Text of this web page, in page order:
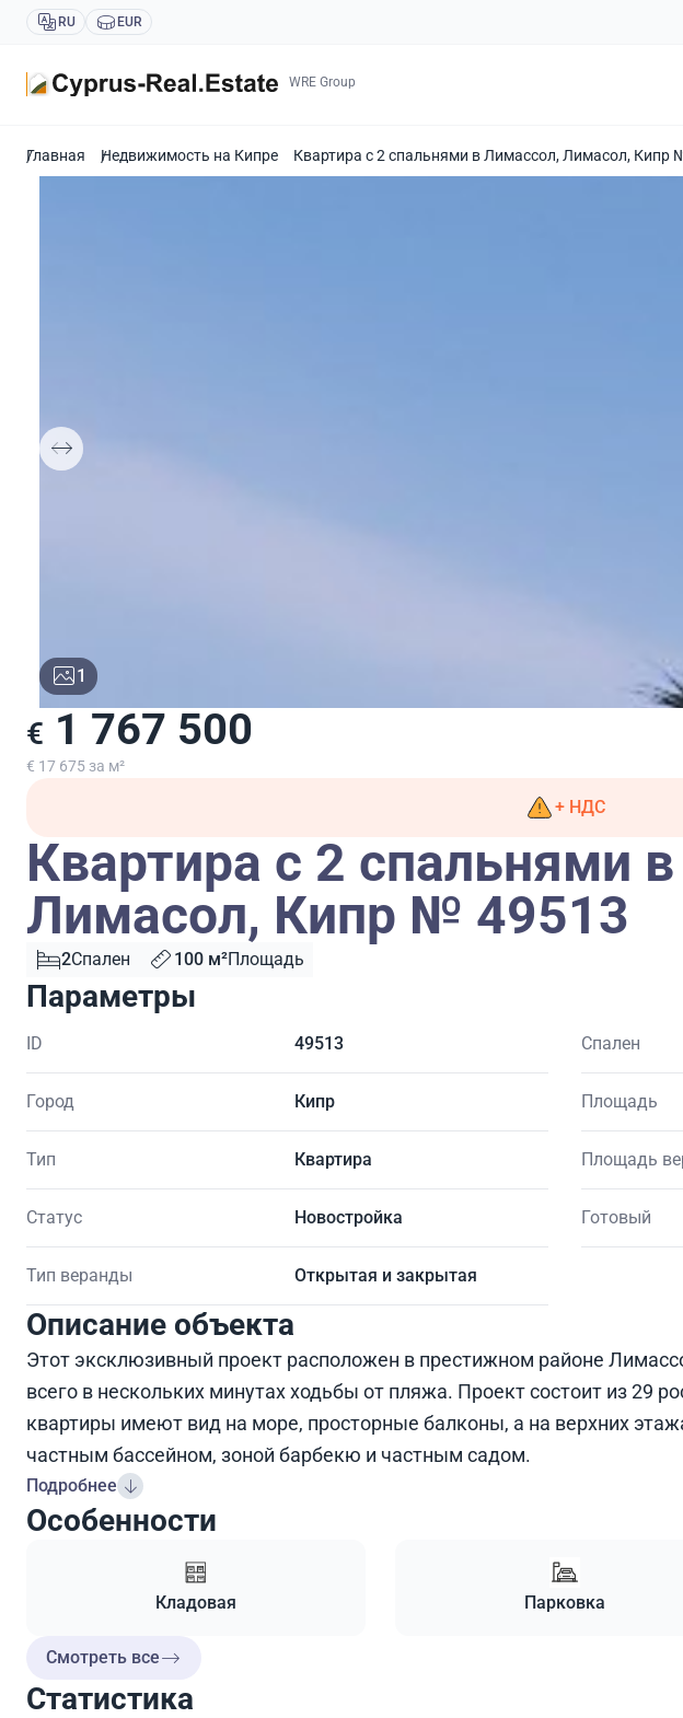
RU EUR
WRE Group
Главная Недвижимость на Кипре Квартира с 2 спальнями в Лимассол, Лимасол, Кипр
1
€ 1 767 500
€ 17 675 за м²
+ НДС
Квартира с 2 спальнями
Лимасол, Кипр № 49513
2Спален 100 м²Площадь
Параметры
ID 49513
Город Кипр
Тип Квартира
Статус Новостройка
Тип веранды Открытая и закрытая
Спален
Площадь
Площадь
Готовый
Описание объекта
Этот эксклюзивный проект расположен в престижном районе
всего в нескольких минутах ходьбы от пляжа. Проект состоит из 29
квартиры имеют вид на море, просторные балконы, а на верхних
частным бассейном, зоной барбекю и частным садом.
Подробнее
Особенности
Кладовая Парковка
Смотреть все
Статистика